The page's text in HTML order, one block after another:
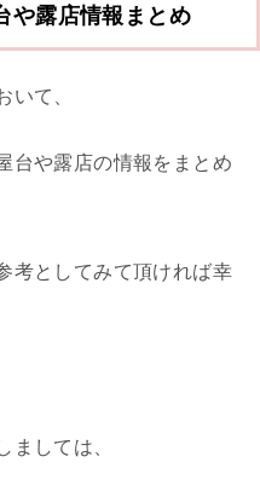
や露店情報まとめ
いて、
台や露店の情報をまとめ
考としてみて頂ければ幸
ましては、